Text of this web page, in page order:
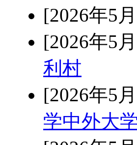
[2026年5
[2026年5
利村
[2026年5
学中外大